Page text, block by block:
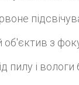
об'єктив з
пилу і